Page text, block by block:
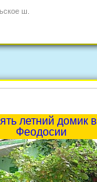
ш.
летний домик в
Феодосии